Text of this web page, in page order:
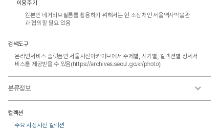
이용주기
원본인 네거티브필름를 활용하기 위해서는 현 소장처인 서울역사박물관
과 협의할 필요 있음
검색도구
온라인서비스 플랫폼인 서울사진아카이브에서 주제별, 시기별, 컬렉션별 상세서
비스를 제공받을 수 있음(https://archives.seoul.go.kr/photo)
분류정보
컬렉션
주요 시정사진 컬렉션